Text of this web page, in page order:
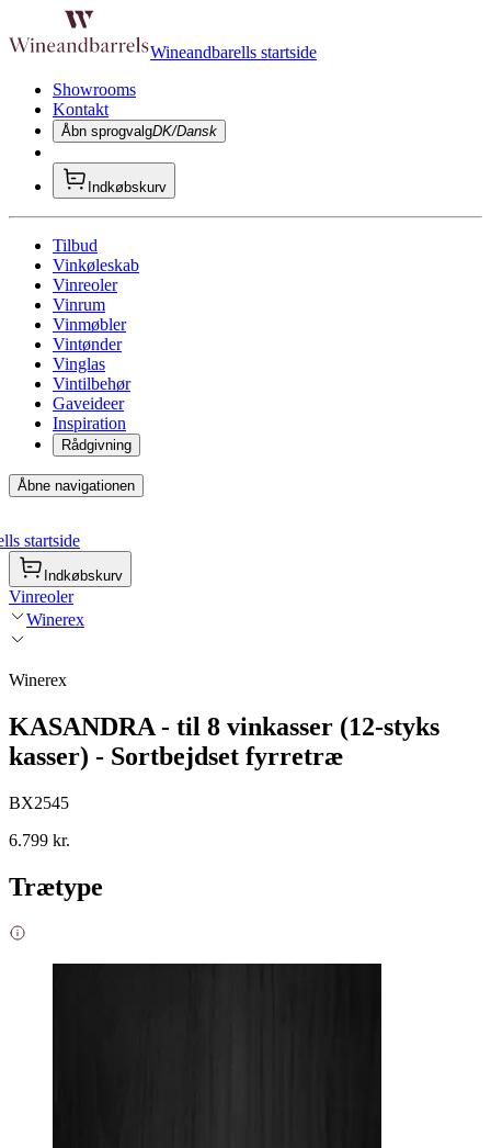
Wineandbarells startside
Showrooms
Kontakt
Åbn sprogvalgDK/Dansk
Indkøbskurv
Tilbud
Vinkøleskab
Vinreoler
Vinrum
Vinmøbler
Vintønder
Vinglas
Vintilbehør
Gaveideer
Inspiration
Rådgivning
Åbne navigationen
startside
Indkøbskurv
Vinreoler
Winerex
Winerex
KASANDRA - til 8 vinkasser (12-styks
kasser) - Sortbejdset fyrretræ
BX2545
6.799 kr.
Trætype